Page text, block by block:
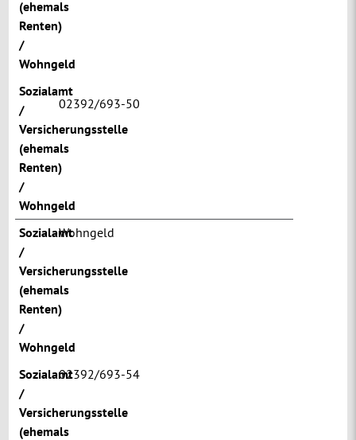
(ehemals
Renten)
/
Wohngeld
Sozialamt
/
Versicherungsstelle
(ehemals
Renten)
/
Wohngeld
02392/693-50
Sozialamt
/
Versicherungsstelle
(ehemals
Renten)
/
Wohngeld
Wohngeld
Sozialamt
/
Versicherungsstelle
(ehemals
02392/693-54